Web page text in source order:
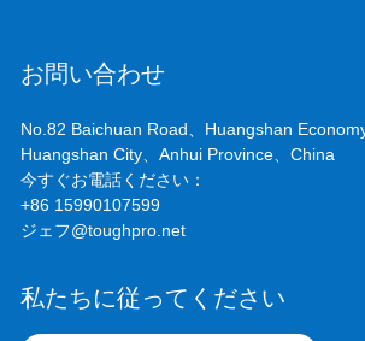
お問い合わせ
No.82 Baichuan Road、Huangshan
Huangshan City、Anhui Province、China
今すぐお電話ください：
+86 15990107599
ジェフ@toughpro.net
私たちに従ってください